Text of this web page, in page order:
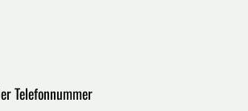
Telefonnummer